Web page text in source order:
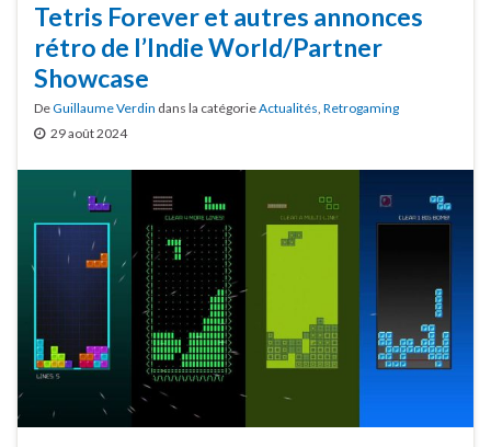
Tetris Forever et autres annonces
rétro de l’Indie World/Partner
Showcase
DeGuillaume Verdin dans la catégorieActualités, Retrogaming
29 août 2024